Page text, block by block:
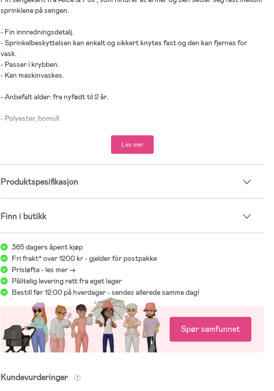
sprinklene på sengen.
- Fin innredningsdetalj.
- Sprinkelbeskyttelsen kan enkelt og sikkert knytes fast og den kan fjernes for
vask.
- Passer i krybben.
- Kan maskinvaskes.
- Anbefalt alder: fra nyfødt til 2 år.
- Polyester, bomull.
Les mer
Produktspesifikasjon
Finn i butikk
365 dagers åpent kjøp
Fri frakt* over 1200 kr - gjelder för postpakke
Prisløfte - les mer ->
Pålitelig levering rett fra eget lager
Bestill før 12:00 på hverdager - sendes allerede samme dag!
Spør samfunnet
Kundevurderinger